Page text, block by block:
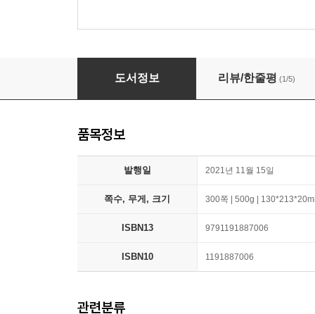
영혼의 밤을 지날 때
도서정보 리뷰/한줄평 (1/5)
품목정보
발행일 2021년 11월 15일
쪽수, 무게, 크기 300쪽 | 500g |
ISBN13 9791191887006
ISBN10 1191887006
관련분류